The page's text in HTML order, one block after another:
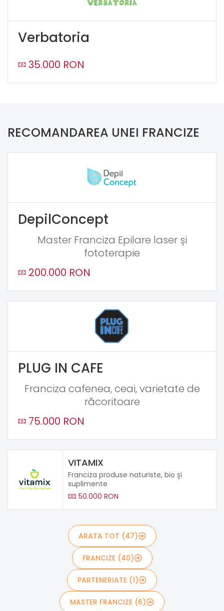
Verbatoria
35.000 RON
RECOMANDAREA UNEI FRANCIZE
DepilConcept
Master Franciza Epilare laser și
fototerapie
200.000 RON
PLUG IN CAFE
Franciza cafenea, ceai, varietate de
răcoritoare
75.000 RON
VITAMIX
Franciza produse naturiste, bio și
suplimente
50.000 RON
ARATA TOT (47)
FRANCIZE (40)
PARTENERIATE (1)
MASTER FRANCIZE (6)